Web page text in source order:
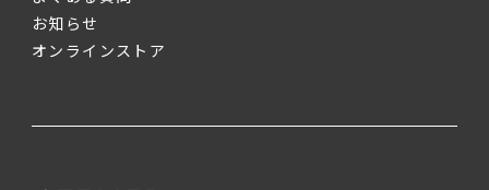
お知らせ
オンラインストア